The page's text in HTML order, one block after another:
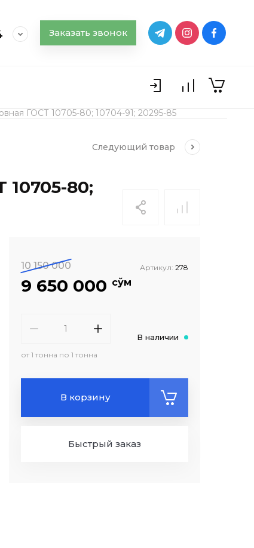
Заказать звонок
ГОСТ 10705-80; 10704-91; 20295-85
Следующий товар
10705-80;
10 150 000
9 650 000 сўм
Артикул: 278
от 1 тонна по 1 тонна
В наличии
В корзину
Быстрый заказ